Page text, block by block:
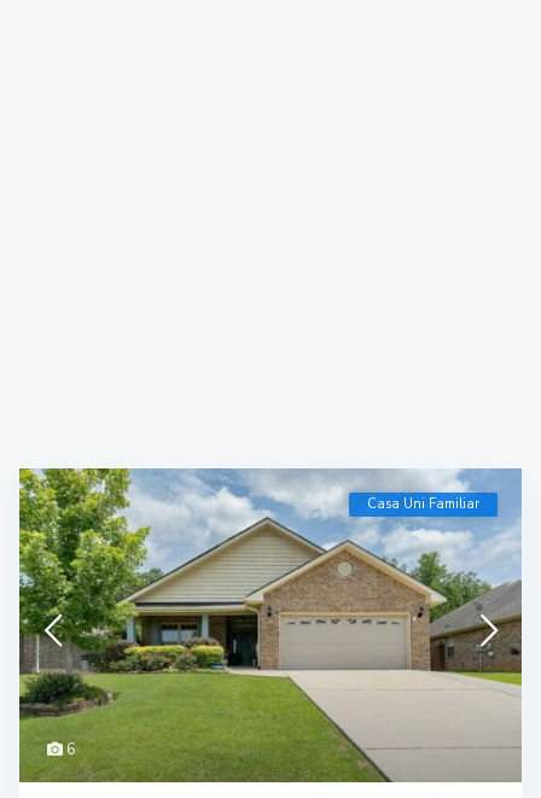
6
Casa Uni Familiar